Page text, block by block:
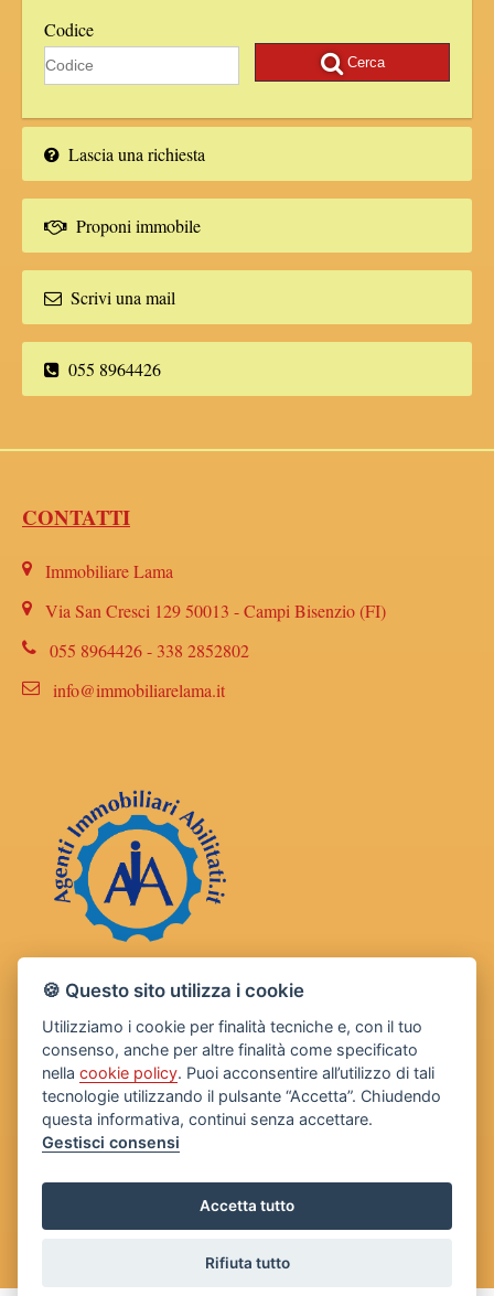
Codice
Cerca
Lascia una richiesta
Proponi immobile
Scrivi una mail
055 8964426
CONTATTI
Immobiliare Lama
Via San Cresci 129 50013 - Campi Bisenzio (FI)
055 8964426 - 338 2852802
info@immobiliarelama.it
🍪 Questo sito utilizza i cookie
Utilizziamo i cookie per finalità tecniche e, con il tuo
consenso, anche per altre finalità come specificato
nellacookie policy. Puoi acconsentire all’utilizzo di tali
tecnologie utilizzando il pulsante “Accetta”. Chiudendo
questa informativa, continui senza accettare.
Gestisci consensi
Accetta tutto
Rifiuta tutto